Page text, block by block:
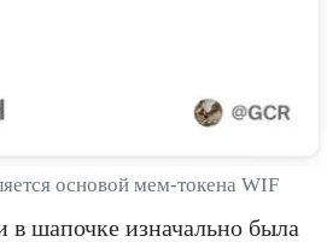
основой мем-токена WIF
в шапочке изначально была